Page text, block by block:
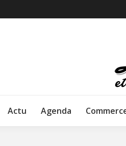
Actu Agenda